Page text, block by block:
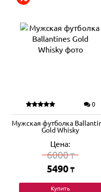
0
Мужская футболка
Gold Whisky
Цена:
6000₸
5490 ₸
Купить